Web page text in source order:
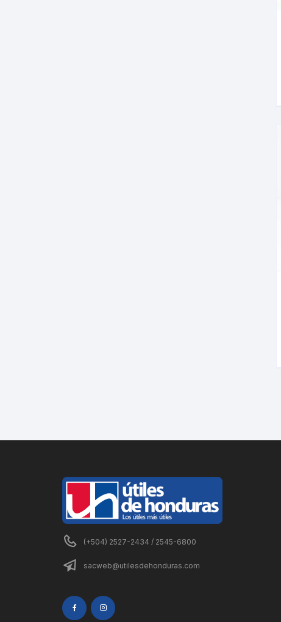
(+504) 2527-2434 / 2545-6800
sacweb@utilesdehonduras.com